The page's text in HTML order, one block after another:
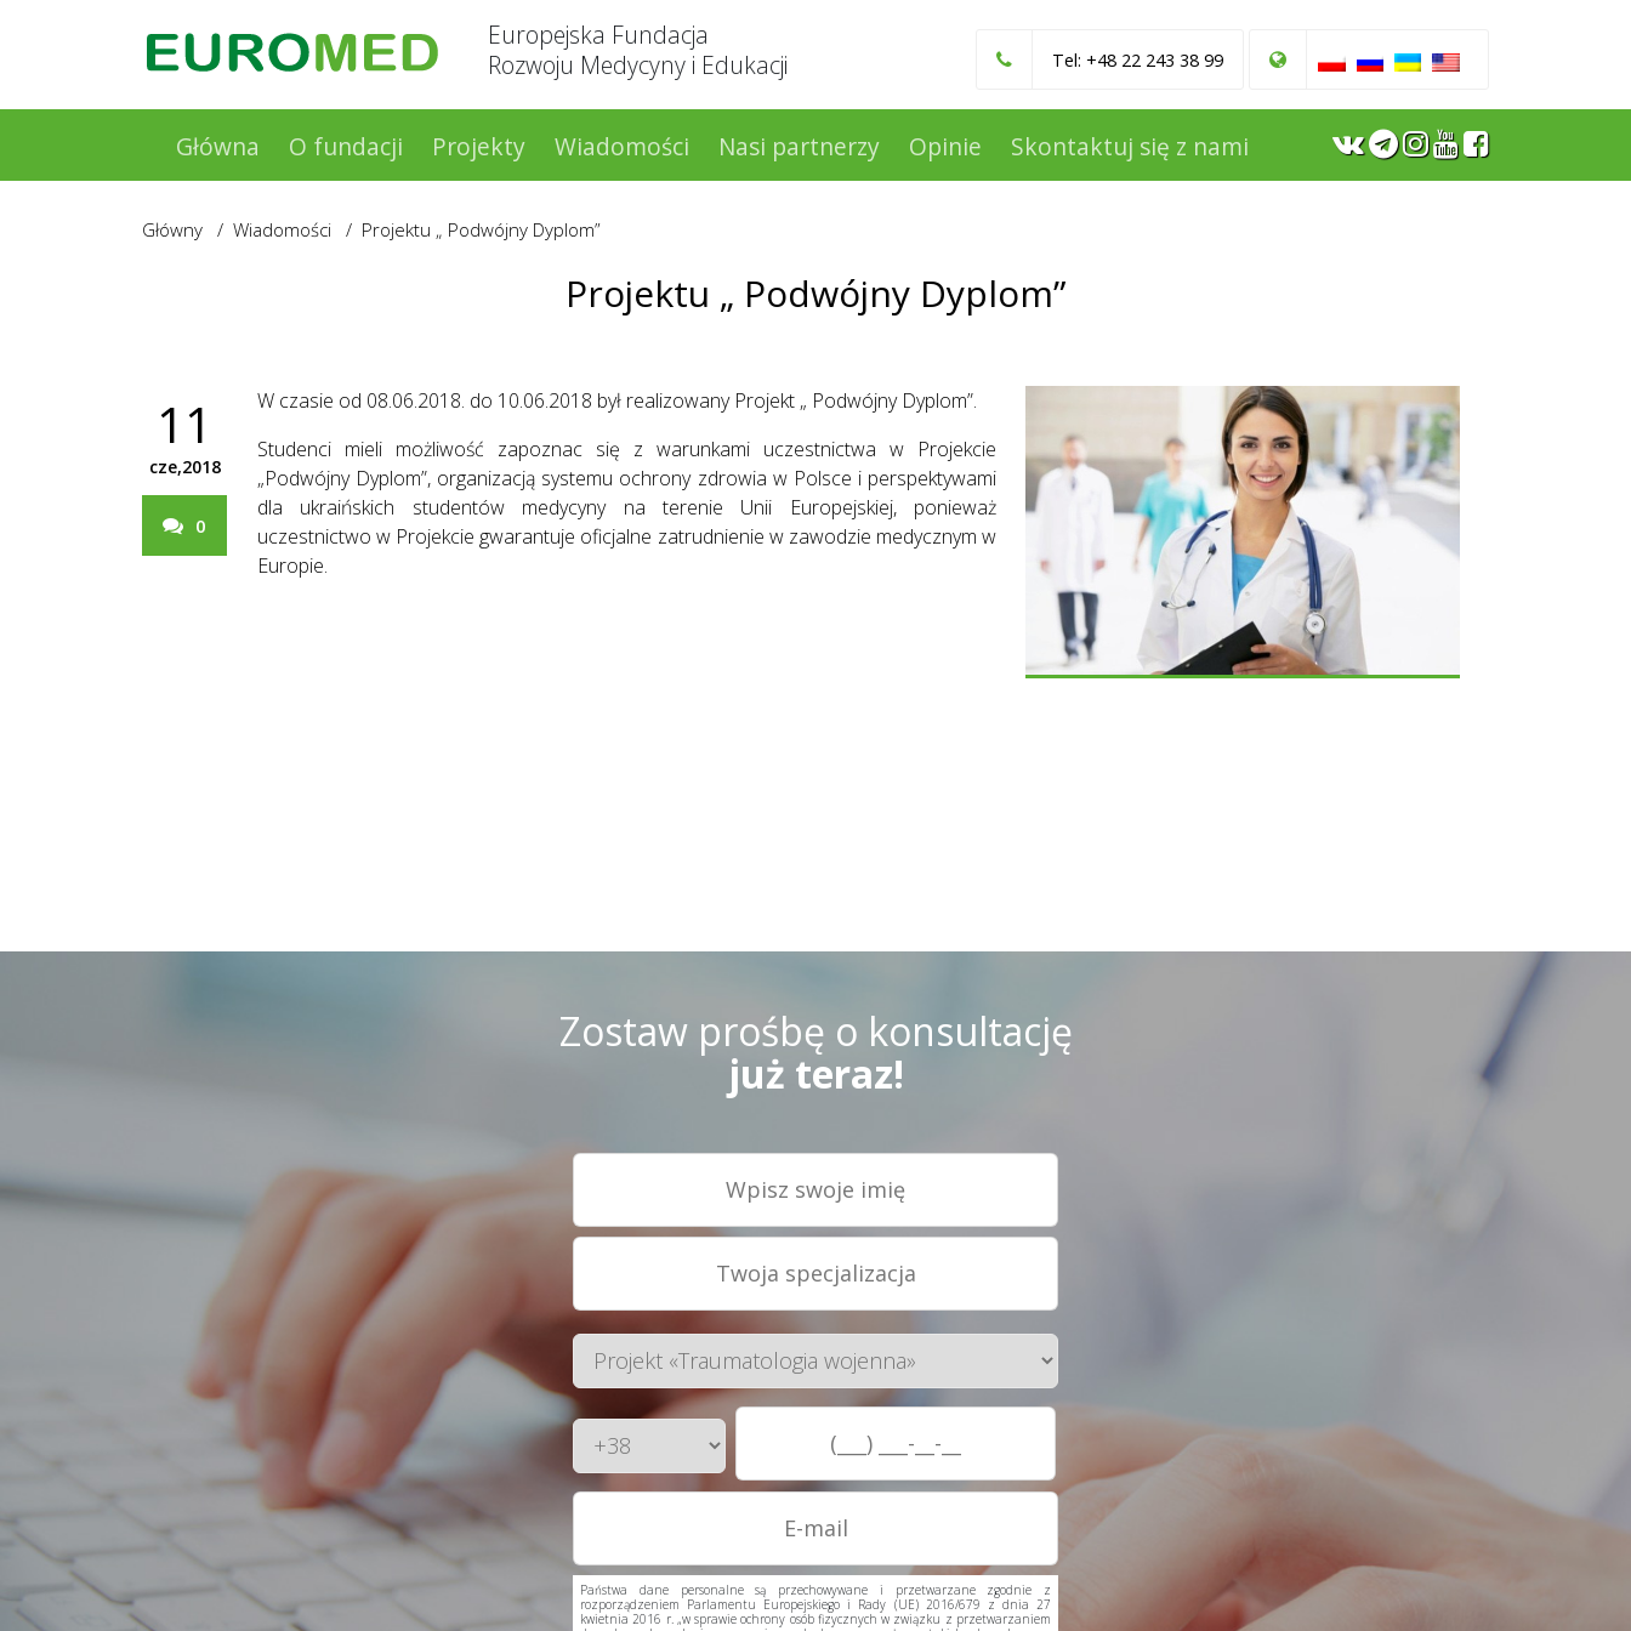
Europejska Fundacja
Rozwoju Medycyny i Edukacji
Tel: +48 22 243 38 99
Główna O fundacji Projekty Wiadomości Nasi partnerzy Opinie Skontaktuj się z nami
Główny / Wiadomości / Projektu „ Podwójny Dyplom”
Projektu „ Podwójny Dyplom”
11
cze,2018
0
W czasie od 08.06.2018. do 10.06.2018 był realizowany Projekt „ Podwójny Dyplom”.
Studenci mieli możliwość zapoznac się z warunkami uczestnictwa w Projekcie
„Podwójny Dyplom”, organizacją systemu ochrony zdrowia w Polsce i perspektywami
dla ukraińskich studentów medycyny na terenie Unii Europejskiej, ponieważ
uczestnictwo w Projekcie gwarantuje oficjalne zatrudnienie w zawodzie medycznym w
Europie.
Zostaw prośbę o konsultację
już teraz!
Państwa dane personalne są przechowywane i przetwarzane zgodnie z
rozporządzeniem Parlamentu Europejskiego i Rady (UE) 2016/679 z dnia 27
kwietnia 2016 r. „w sprawie ochrony osób fizycznych w związku z przetwarzaniem